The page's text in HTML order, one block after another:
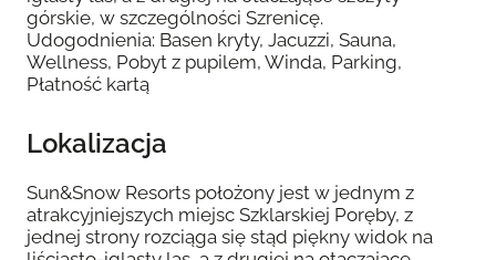
górskie, w szczególności Szrenicę.
Udogodnienia: Basen kryty, Jacuzzi, Sauna,
Wellness, Pobyt z pupilem, Winda, Parking,
Płatność kartą
Lokalizacja
Sun&Snow Resorts położony jest w jednym z
atrakcyjniejszych miejsc Szklarskiej Poręby, z
jednej strony rozciąga się stąd piękny widok na